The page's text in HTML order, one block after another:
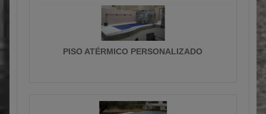
PISO ATÉRMICO PERSONALIZADO